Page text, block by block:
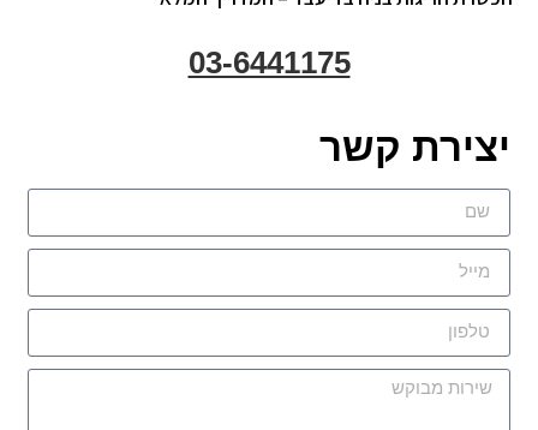
03-6441175
קשר